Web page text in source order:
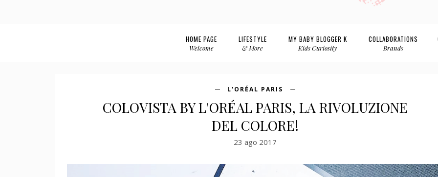
HOME PAGE
Welcome
LIFESTYLE
& More
MY BABY BLOGGER K
Kids Curiosity
COLLABORATIONS
Brands
L'ORÉAL PARIS
COLOVISTA BY L'ORÉAL PARIS, LA RIVOLUZIONE
DEL COLORE!
23 ago 2017